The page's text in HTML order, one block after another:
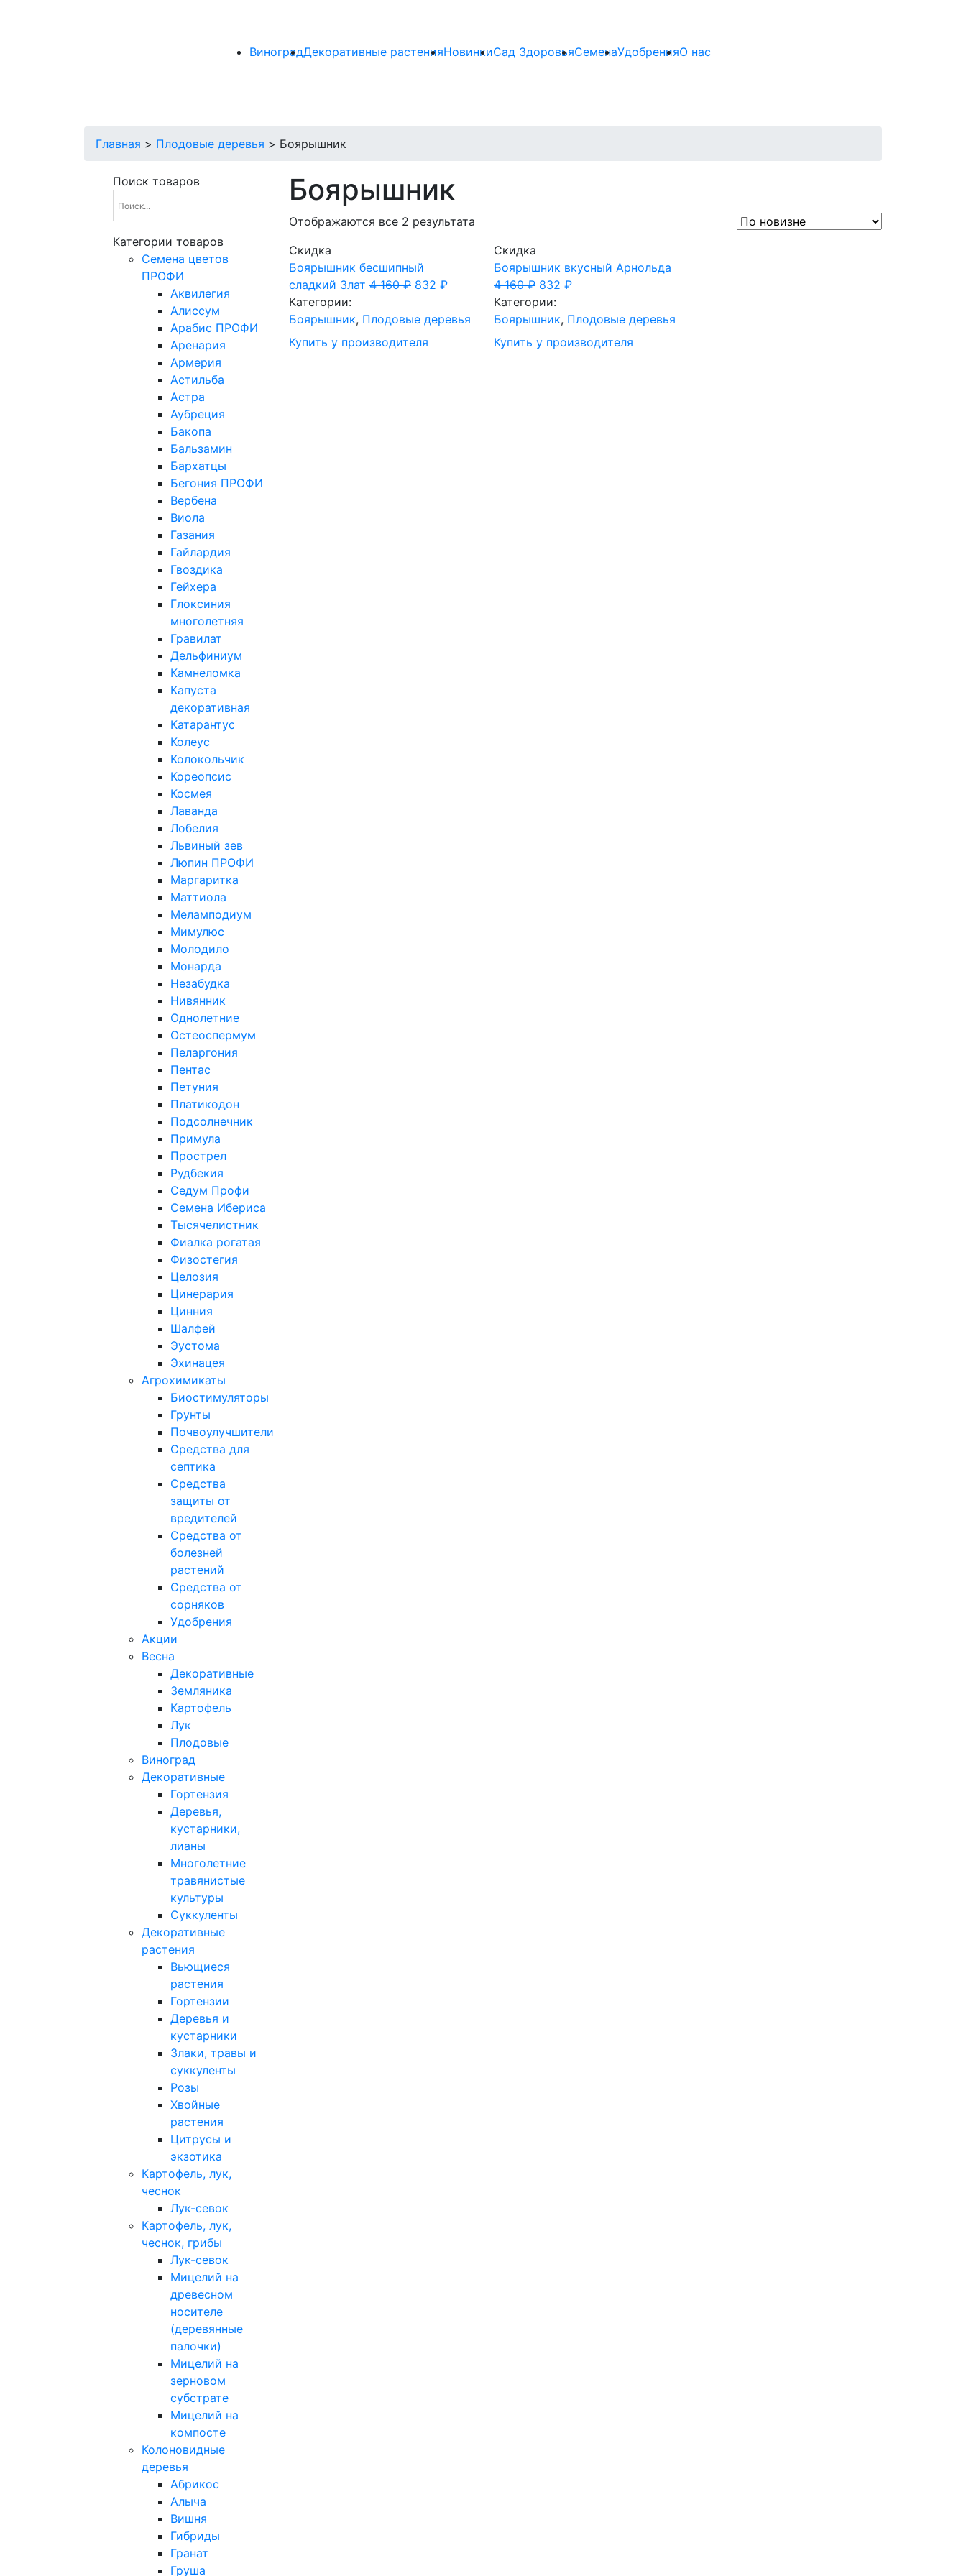
ВиноградДекоративные растенияНовинкиСад ЗдоровьяСеменаУдобренияО нас
Главная > Плодовые деревья > Боярышник
Поиск товаров
Категории товаров
Cемена цветов
ПРОФИ
Аквилегия
Алиссум
Арабис ПРОФИ
Аренария
Армерия
Астильба
Астра
Аубреция
Бакопа
Бальзамин
Бархатцы
Бегония ПРОФИ
Вербена
Виола
Газания
Гайлардия
Гвоздика
Гейхера
Глоксиния
многолетняя
Гравилат
Дельфиниум
Камнеломка
Капуста
декоративная
Катарантус
Колеус
Колокольчик
Кореопсис
Космея
Лаванда
Лобелия
Львиный зев
Люпин ПРОФИ
Маргаритка
Маттиола
Меламподиум
Мимулюс
Молодило
Монарда
Незабудка
Нивянник
Однолетние
Остеоспермум
Пеларгония
Пентас
Петуния
Платикодон
Подсолнечник
Примула
Прострел
Рудбекия
Седум Профи
Семена Ибериса
Тысячелистник
Фиалка рогатая
Физостегия
Целозия
Цинерария
Цинния
Шалфей
Эустома
Эхинацея
Агрохимикаты
Биостимуляторы
Грунты
Почвоулучшители
Средства для
септика
Средства
защиты от
вредителей
Средства от
болезней
растений
Средства от
сорняков
Удобрения
Акции
Весна
Декоративные
Земляника
Картофель
Лук
Плодовые
Виноград
Декоративные
Гортензия
Деревья,
кустарники,
лианы
Многолетние
травянистые
культуры
Суккуленты
Декоративные
растения
Вьющиеся
растения
Гортензии
Деревья и
кустарники
Злаки, травы и
суккуленты
Розы
Хвойные
растения
Цитрусы и
экзотика
Картофель, лук,
чеснок
Лук-севок
Картофель, лук,
чеснок, грибы
Лук-севок
Мицелий на
древесном
носителе
(деревянные
палочки)
Мицелий на
зерновом
субстрате
Мицелий на
компосте
Колоновидные
деревья
Абрикос
Алыча
Вишня
Гибриды
Гранат
Груша
Боярышник
Отображаются все 2 результата
Скидка
Боярышник бесшипный
сладкий Злат 4 160₽ 832 ₽
Категории:
Боярышник, Плодовые деревья
Купить у производителя
Скидка
Боярышник вкусный Арнольда
4 160₽ 832₽
Категории:
Боярышник, Плодовые деревья
Купить у производителя